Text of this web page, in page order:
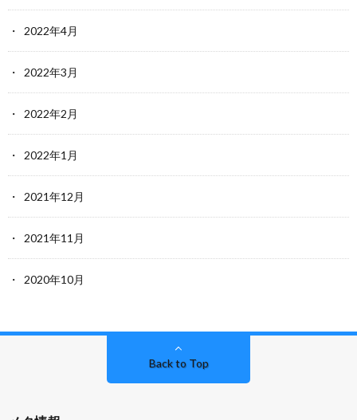
2022年4月
2022年3月
2022年2月
2022年1月
2021年12月
2021年11月
2020年10月
Back to Top